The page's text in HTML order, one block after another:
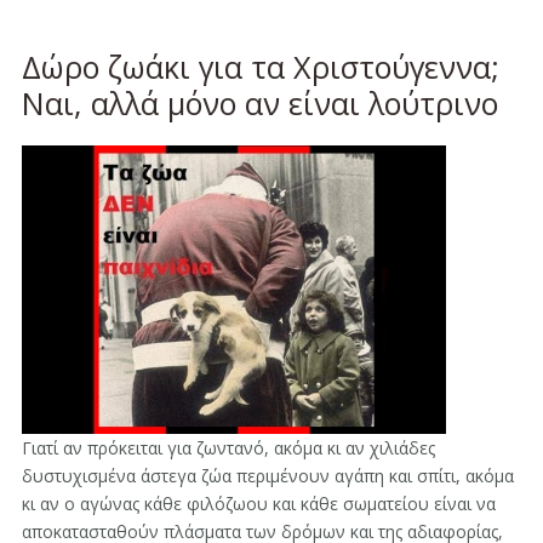
Δώρο ζωάκι για τα Χριστούγεννα;
Ναι, αλλά μόνο αν είναι λούτρινο
Γιατί αν πρόκειται για ζωντανό, ακόμα κι αν χιλιάδες
δυστυχισμένα άστεγα ζώα περιμένουν αγάπη και σπίτι, ακόμα
κι αν ο αγώνας κάθε φιλόζωου και κάθε σωματείου είναι να
αποκατασταθούν πλάσματα των δρόμων και της αδιαφορίας,